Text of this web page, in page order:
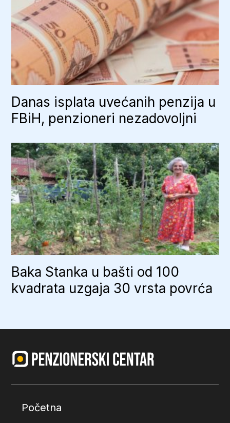
Danas isplata uvećanih penzija u
FBiH, penzioneri nezadovoljni
Baka Stanka u bašti od 100
kvadrata uzgaja 30 vrsta povrća
Početna